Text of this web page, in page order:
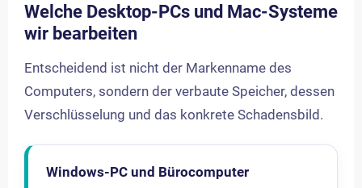
Welche Desktop-PCs und Mac-Systeme
wir bearbeiten
Entscheidend ist nicht der Markenname des
Computers, sondern der verbaute Speicher, dessen
Verschlüsselung und das konkrete Schadensbild.
Windows-PC und Bürocomputer